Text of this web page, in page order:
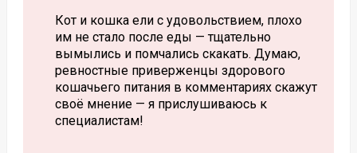
Кот и кошка ели с удовольствием, плохо
им не стало после еды — тщательно
вымылись и помчались скакать. Думаю,
ревностные приверженцы здорового
кошачьего питания в комментариях скажут
своё мнение — я прислушиваюсь к
специалистам!